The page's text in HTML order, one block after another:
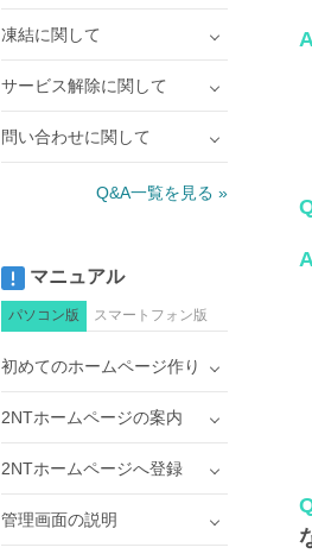
凍結に関して
サービス解除に関して
問い合わせに関して
Q&A一覧を見る »
マニュアル
パソコン版 スマートフォン版
初めてのホームページ作り
2NTホームページの案内
2NTホームページへ登録
管理画面の説明